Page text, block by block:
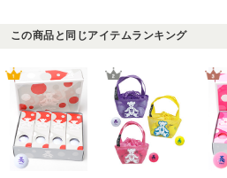
この商品と同じアイテムランキング